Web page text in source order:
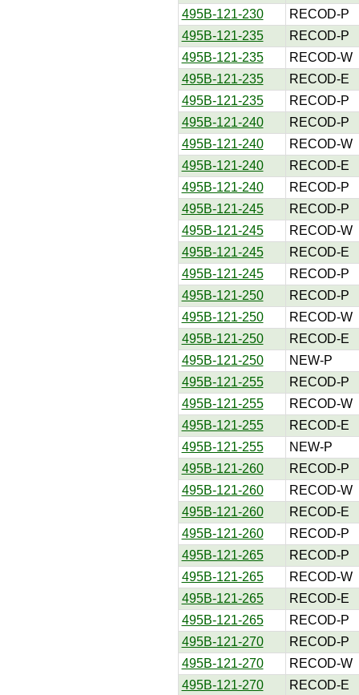
495B-121-230
RECOD-P
495B-121-235
RECOD-P
495B-121-235
RECOD-W
495B-121-235
RECOD-E
495B-121-235
RECOD-P
495B-121-240
RECOD-P
495B-121-240
RECOD-W
495B-121-240
RECOD-E
495B-121-240
RECOD-P
495B-121-245
RECOD-P
495B-121-245
RECOD-W
495B-121-245
RECOD-E
495B-121-245
RECOD-P
495B-121-250
RECOD-P
495B-121-250
RECOD-W
495B-121-250
RECOD-E
495B-121-250
NEW-P
495B-121-255
RECOD-P
495B-121-255
RECOD-W
495B-121-255
RECOD-E
495B-121-255
NEW-P
495B-121-260
RECOD-P
495B-121-260
RECOD-W
495B-121-260
RECOD-E
495B-121-260
RECOD-P
495B-121-265
RECOD-P
495B-121-265
RECOD-W
495B-121-265
RECOD-E
495B-121-265
RECOD-P
495B-121-270
RECOD-P
495B-121-270
RECOD-W
495B-121-270
RECOD-E